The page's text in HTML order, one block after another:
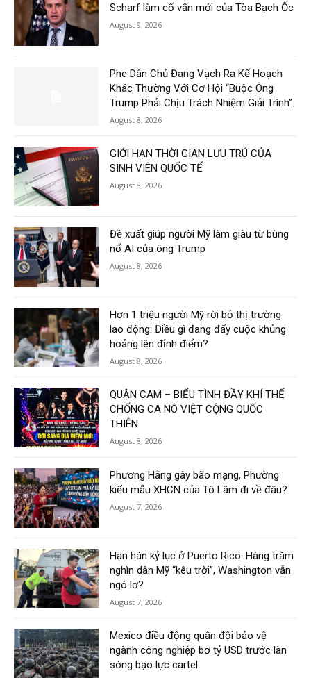
Scharf làm cố vấn mới của Tòa Bạch Ốc
August 9, 2026
Phe Dân Chủ Đang Vạch Ra Kế Hoạch
Khác Thường Với Cơ Hội “Buộc Ông
Trump Phải Chịu Trách Nhiệm Giải Trình”.
August 8, 2026
GIỚI HẠN THỜI GIAN LƯU TRÚ CỦA
SINH VIÊN QUỐC TẾ
August 8, 2026
Đề xuất giúp người Mỹ làm giàu từ bùng
nổ AI của ông Trump
August 8, 2026
Hơn 1 triệu người Mỹ rời bỏ thị trường
lao động: Điều gì đang đẩy cuộc khủng
hoảng lên đỉnh điểm?
August 8, 2026
QUẬN CAM – BIỂU TÌNH ĐẦY KHÍ THẾ
CHỐNG CA NÔ VIỆT CỘNG QUỐC
THIÊN
August 8, 2026
Phương Hằng gây bão mạng, Phường
kiểu mẫu XHCN của Tô Lâm đi về đâu?
August 7, 2026
Hạn hán kỷ lục ở Puerto Rico: Hàng trăm
nghìn dân Mỹ “kêu trời”, Washington vẫn
ngó lơ?
August 7, 2026
Mexico điều động quân đội bảo vệ
ngành công nghiệp bơ tỷ USD trước làn
sóng bạo lực cartel